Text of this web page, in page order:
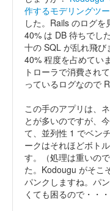
作するモデリングツー
した。Rails のログを
40% は DB 待ちでし
十の SQL が乱れ飛
40% 程度を占めてい
トローラで消費され
っているログなので
この手のアプリは、
とが多いのですが、
て、並列性 1 でベン
ークはそれほどボト
す。（処理は重いの
た。Kodougu がそこ
パンクしますね。パ
くても困るので・・